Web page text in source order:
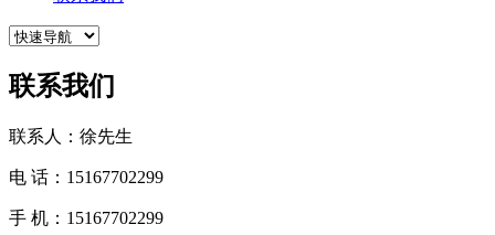
联系我们
联系人：徐先生
电 话：15167702299
手 机：15167702299